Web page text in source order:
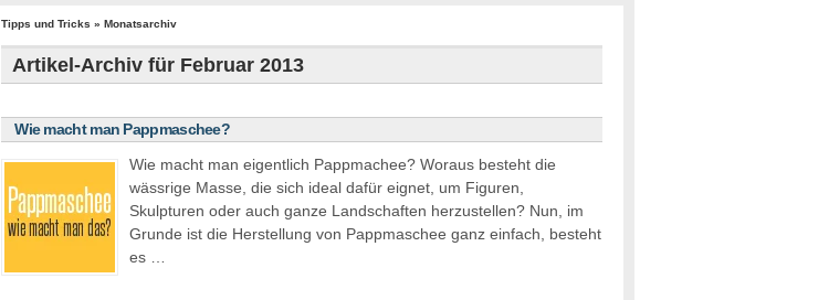
Tipps und Tricks » Monatsarchiv
Artikel-Archiv für Februar 2013
Wie macht man Pappmaschee?
Wie macht man eigentlich Pappmachee? Woraus besteht die
wässrige Masse, die sich ideal dafür eignet, um Figuren,
Skulpturen oder auch ganze Landschaften herzustellen? Nun, im
Grunde ist die Herstellung von Pappmaschee ganz einfach, besteht
es …